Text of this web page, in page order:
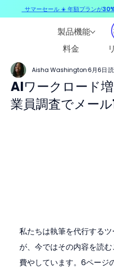
製品機能
料金
AIワークロード
業員調査でメー
Aisha Washington 6月6日
私たちは執筆を代行する
が、今ではその内容を読
費やしています。6ページ
サマーセール ☀️ 年額プランが